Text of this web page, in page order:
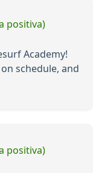
positiva)
Academy!
schedule, and
positiva)